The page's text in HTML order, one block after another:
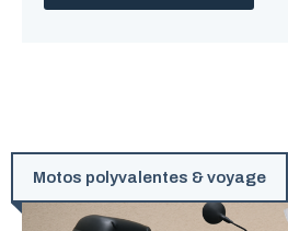
Motos polyvalentes & voyage